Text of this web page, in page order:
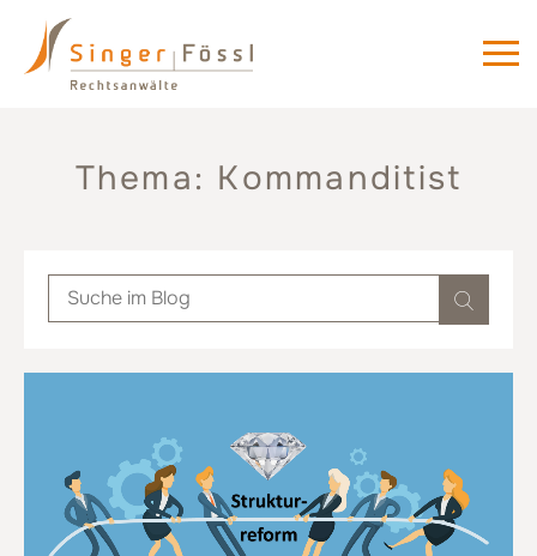
Thema: Kommanditist